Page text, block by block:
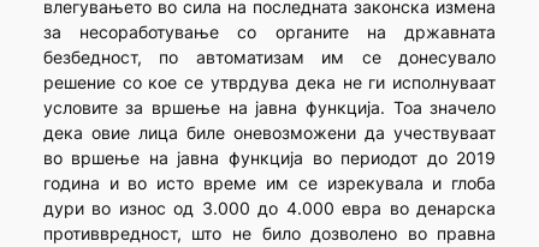
влегувањето во сила на последната законска измена
за несоработување со органите на државната
безбедност, по автоматизам им се донесувало
решение со кое се утврдува дека не ги исполнуваат
условите за вршење на јавна функција. Тоа значело
дека овие лица биле оневозможени да учествуваат
во вршење на јавна функција во периодот до 2019
година и во исто време им се изрекувала и глоба
дури во износ од 3.000 до 4.000 евра во денарска
противвредност, што не било дозволено во правна